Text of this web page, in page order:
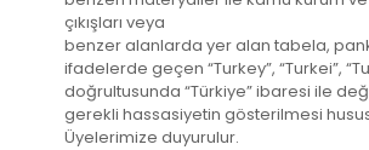
çıkışları veya
benzer alanlarda yer alan tabela,
ifadelerde geçen “Turkey”, “Turkei”,
doğrultusunda “Türkiye” ibaresi ile
gerekli hassasiyetin gösterilmesi
Üyelerimize duyurulur.